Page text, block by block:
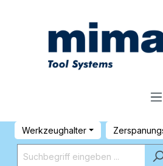
Werkzeughalter